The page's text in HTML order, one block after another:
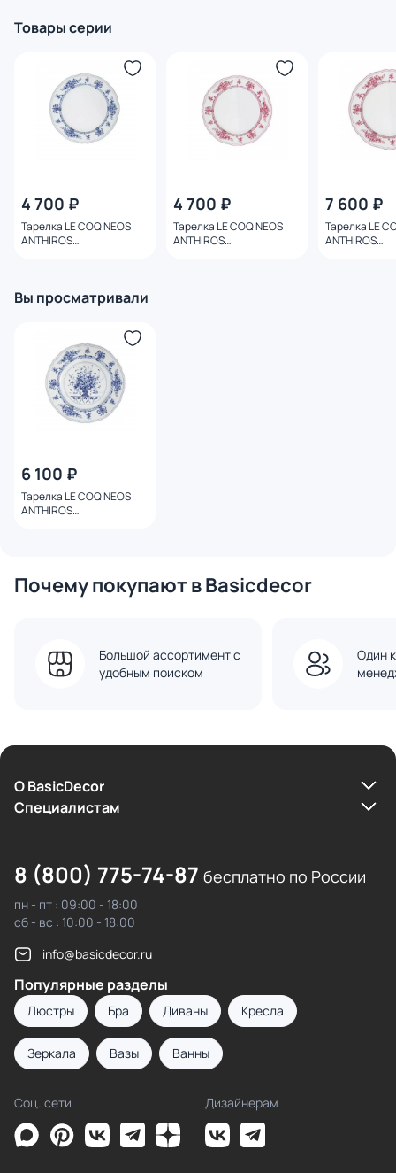
Товары серии
4 700 ₽
Тарелка LE COQ NEOS
ANTHIROS
4 700 ₽
Тарелка LE COQ NEOS
ANTHIROS
7 600 ₽
Тарелка LE
ANTHIROS
Вы просматривали
6 100 ₽
Тарелка LE COQ NEOS
ANTHIROS
Почему покупают в Basicdecor
Большой ассортимент с
удобным поиском
Один
О BasicDecor
Cпециалистам
8 (800) 775-74-87 бесплатно по России
пн - пт : 09:00 - 18:00
сб - вс : 10:00 - 18:00
info@basicdecor.ru
Популярные разделы
Люстры Бра Диваны Кресла
Зеркала Вазы Ванны
Соц. сети Дизайнерам